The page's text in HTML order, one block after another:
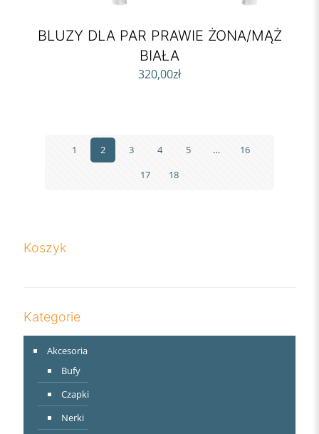
BLUZY DLA PAR PRAWIE ŻONA/MĄŻ
BIAŁA
320,00zł
1 2 3 4 5 …
16
17
18
Koszyk
Kategorie
Akcesoria
Bufy
Czapki
Nerki